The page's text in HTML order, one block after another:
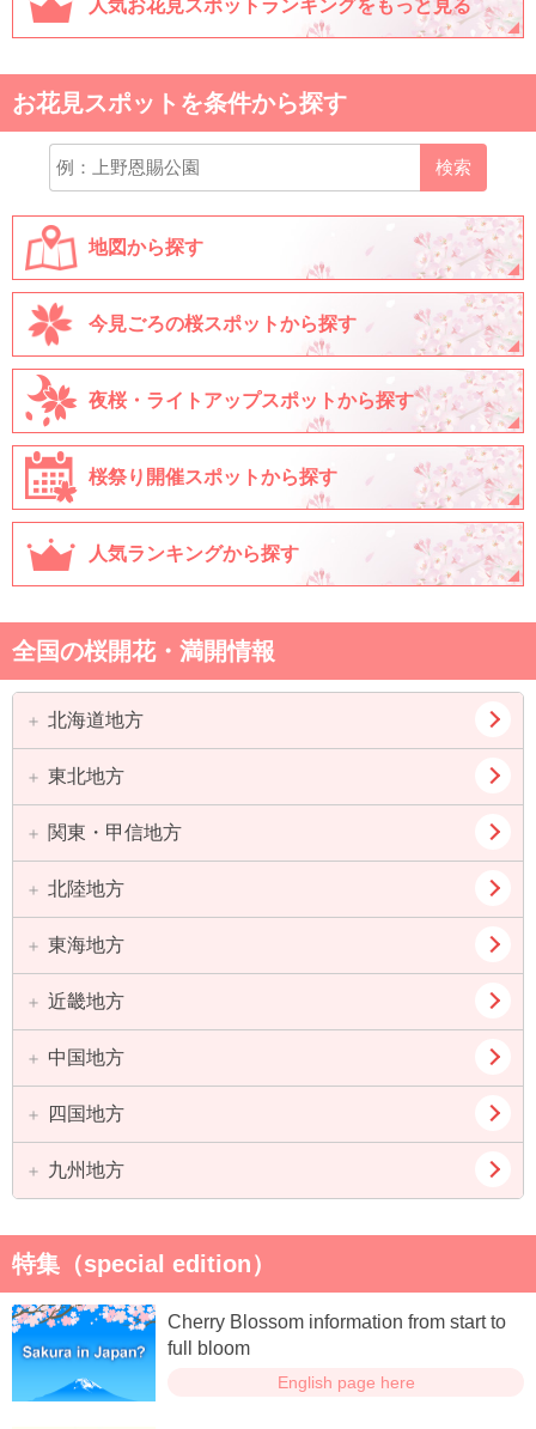
人気お花見スポットランキングをもっと見る
お花見スポットを条件から探す
検索
地図から探す
今見ごろの桜スポットから探す
夜桜・ライトアップスポットから探す
桜祭り開催スポットから探す
人気ランキングから探す
全国の桜開花・満開情報
北海道地方
道北
道央
東北地方
青森県
宮城県
山形県
関東・甲信地方
東京都
埼玉県
茨城県
群馬県
長野県
北陸地方
新潟県
石川県
東海地方
愛知県
静岡県
近畿地方
大阪府
京都府
奈良県
中国地方
鳥取県
岡山県
四国地方
徳島県九州地方
長崎県
大分県 宮崎県
鹿児島県
特集（special edition）
Cherry Blossom information from start to
full bloom
English page here